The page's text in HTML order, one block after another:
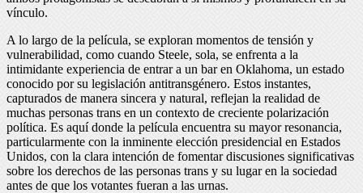
vínculo.
A lo largo de la película, se exploran momentos de tensión y
vulnerabilidad, como cuando Steele, sola, se enfrenta a la
intimidante experiencia de entrar a un bar en Oklahoma, un estado
conocido por su legislación antitransgénero. Estos instantes,
capturados de manera sincera y natural, reflejan la realidad de
muchas personas trans en un contexto de creciente polarización
política. Es aquí donde la película encuentra su mayor resonancia,
particularmente con la inminente elección presidencial en Estados
Unidos, con la clara intención de fomentar discusiones significativas
sobre los derechos de las personas trans y su lugar en la sociedad
antes de que los votantes fueran a las urnas.